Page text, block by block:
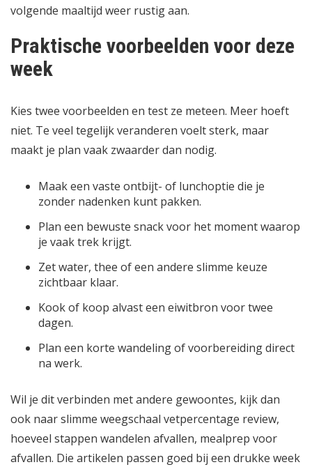
volgende maaltijd weer rustig aan.
Praktische voorbeelden voor deze
week
Kies twee voorbeelden en test ze meteen. Meer hoeft
niet. Te veel tegelijk veranderen voelt sterk, maar
maakt je plan vaak zwaarder dan nodig.
Maak een vaste ontbijt- of lunchoptie die je
zonder nadenken kunt pakken.
Plan een bewuste snack voor het moment waarop
je vaak trek krijgt.
Zet water, thee of een andere slimme keuze
zichtbaar klaar.
Kook of koop alvast een eiwitbron voor twee
dagen.
Plan een korte wandeling of voorbereiding direct
na werk.
Wil je dit verbinden met andere gewoontes, kijk dan
ook naarslimme weegschaal vetpercentage review,
hoeveel stappen wandelen afvallen, mealprep voor
afvallen. Die artikelen passen goed bij een drukke week